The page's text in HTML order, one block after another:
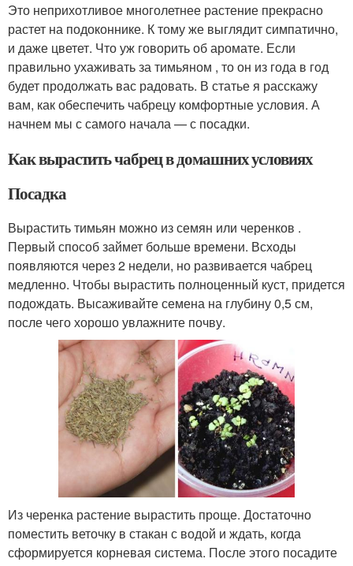
Это неприхотливое многолетнее растение прекрасно
растет на подоконнике. К тому же выглядит симпатично,
и даже цветет. Что уж говорить об аромате. Если
правильно ухаживать за тимьяном , то он из года в год
будет продолжать вас радовать. В статье я расскажу
вам, как обеспечить чабрецу комфортные условия. А
начнем мы с самого начала — с посадки.
Как вырастить чабрец в домашних условиях
Посадка
Вырастить тимьян можно из семян или черенков .
Первый способ займет больше времени. Всходы
появляются через 2 недели, но развивается чабрец
медленно. Чтобы вырастить полноценный куст, придется
подождать. Высаживайте семена на глубину 0,5 см,
после чего хорошо увлажните почву.
Из черенка растение вырастить проще. Достаточно
поместить веточку в стакан с водой и ждать, когда
сформируется корневая система. После этого посадите